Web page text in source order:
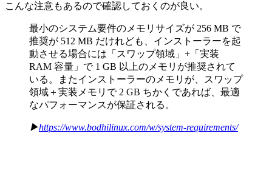
こんな注意もあるので確認しておくのが良い。
最小のシステム要件のメモリサイズが 256 MB で
推奨が 512 MB だけれども、インストーラーを起
動させる場合には「スワップ領域」+「実装
RAM 容量」で 1 GB 以上のメモリが推奨されて
いる。またインストーラーのメモリが、スワップ
領域＋実装メモリで 2 GB ちかくであれば、最適
なパフォーマンスが保証される。
▶https://www.bodhilinux.com/w/system-requirements/